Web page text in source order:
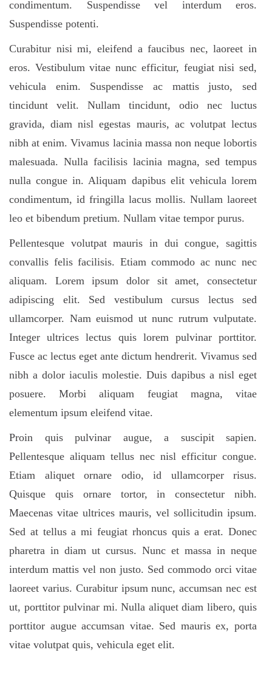
condimentum. Suspendisse vel interdum eros.
Suspendisse potenti.
Curabitur nisi mi, eleifend a faucibus nec, laoreet in
eros. Vestibulum vitae nunc efficitur, feugiat nisi sed,
vehicula enim. Suspendisse ac mattis justo, sed
tincidunt velit. Nullam tincidunt, odio nec luctus
gravida, diam nisl egestas mauris, ac volutpat lectus
nibh at enim. Vivamus lacinia massa non neque lobortis
malesuada. Nulla facilisis lacinia magna, sed tempus
nulla congue in. Aliquam dapibus elit vehicula lorem
condimentum, id fringilla lacus mollis. Nullam laoreet
leo et bibendum pretium. Nullam vitae tempor purus.
Pellentesque volutpat mauris in dui congue, sagittis
convallis felis facilisis. Etiam commodo ac nunc nec
aliquam. Lorem ipsum dolor sit amet, consectetur
adipiscing elit. Sed vestibulum cursus lectus sed
ullamcorper. Nam euismod ut nunc rutrum vulputate.
Integer ultrices lectus quis lorem pulvinar porttitor.
Fusce ac lectus eget ante dictum hendrerit. Vivamus sed
nibh a dolor iaculis molestie. Duis dapibus a nisl eget
posuere. Morbi aliquam feugiat magna, vitae
elementum ipsum eleifend vitae.
Proin quis pulvinar augue, a suscipit sapien.
Pellentesque aliquam tellus nec nisl efficitur congue.
Etiam aliquet ornare odio, id ullamcorper risus.
Quisque quis ornare tortor, in consectetur nibh.
Maecenas vitae ultrices mauris, vel sollicitudin ipsum.
Sed at tellus a mi feugiat rhoncus quis a erat. Donec
pharetra in diam ut cursus. Nunc et massa in neque
interdum mattis vel non justo. Sed commodo orci vitae
laoreet varius. Curabitur ipsum nunc, accumsan nec est
ut, porttitor pulvinar mi. Nulla aliquet diam libero, quis
porttitor augue accumsan vitae. Sed mauris ex, porta
vitae volutpat quis, vehicula eget elit.